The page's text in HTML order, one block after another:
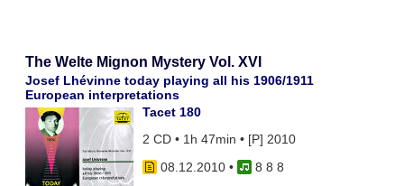
The Welte Mignon Mystery Vol. XVI
Josef Lhévinne today playing all his 1906/1911
European interpretations
Tacet 180
2 CD • 1h 47min • [P] 2010
08.12.2010•
8 8 8